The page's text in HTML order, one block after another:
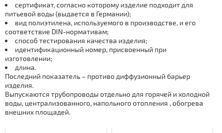
сертификат, согласно которому изделие подходит для
питьевой воды (выдается в Германии);
вид полиэтилена, используемого в производстве, и его
соответствие DIN-нормативам;
способ тестирования качества изделия;
идентификационный номер, присвоенный при
изготовлении;
длина.
Последний показатель – противо диффузионный барьер
изделия.
Выпускаются тpубопроводы отдельно для горячей и холодной
воды, централизованного, напольного отoпления , обогрева
внешних площадей.